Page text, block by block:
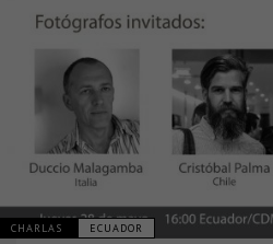
CHARLAS ECUADOR